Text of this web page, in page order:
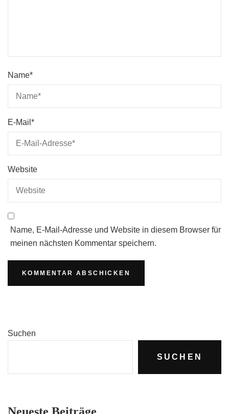
Name*
E-Mail *
Website
Name, E-Mail-Adresse und Website in diesem Browser für
meinen nächsten Kommentar speichern.
Suchen
SUCHEN